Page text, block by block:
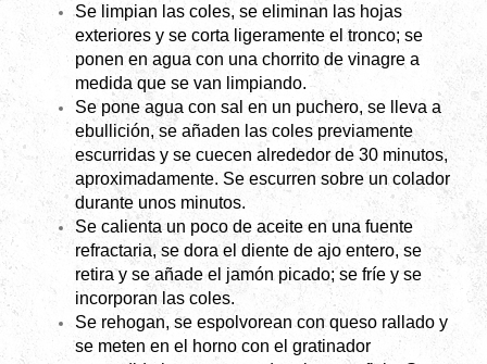
Se limpian las coles, se eliminan las hojas
exteriores y se corta ligeramente el tronco; se
ponen en agua con una chorrito de vinagre a
medida que se van limpiando.
Se pone agua con sal en un puchero, se lleva a
ebullición, se añaden las coles previamente
escurridas y se cuecen alrededor de 30 minutos,
aproximadamente. Se escurren sobre un colador
durante unos minutos.
Se calienta un poco de aceite en una fuente
refractaria, se dora el diente de ajo entero, se
retira y se añade el jamón picado; se fríe y se
incorporan las coles.
Se rehogan, se espolvorean con queso rallado y
se meten en el horno con el gratinador